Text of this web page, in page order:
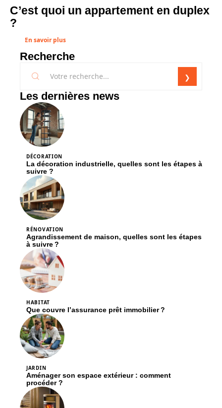
C’est quoi un appartement en duplex
?
En savoir plus
Recherche
Les dernières news
DÉCORATION
La décoration industrielle, quelles sont les étapes à
suivre ?
RÉNOVATION
Agrandissement de maison, quelles sont les étapes
à suivre ?
HABITAT
Que couvre l’assurance prêt immobilier ?
JARDIN
Aménager son espace extérieur : comment
procéder ?